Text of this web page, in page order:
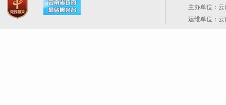
主办单位：
运维单位：云